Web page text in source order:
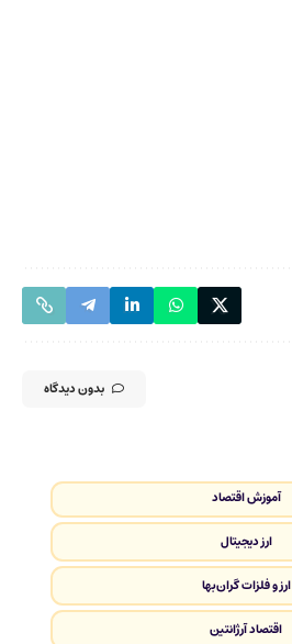
بدون دیدگاه
آموزش اقتصاد
ارز دیجیتال
ارز و فلزات گران‌بها
اقتصاد آرژانتین